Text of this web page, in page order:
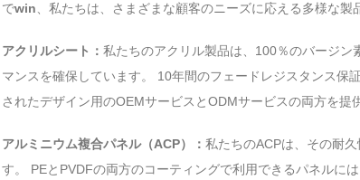
でwin 、私たちは、さまざまな顧客のニーズに応える多様な製
アクリルシート： 私たちのアクリル製品は、100％のバージ
マンスを確保しています。 10年間のフェードレジスタンス保
されたデザイン用のOEMサービスとODMサービスの両方を提
アルミニウム複合パネル（ACP）： 私たちのACPは、その耐
す。 PEとPVDFの両方のコーティングで利用できるパネルに